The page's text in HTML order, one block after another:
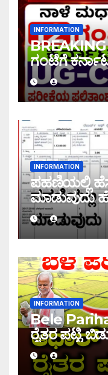
INFORMATION
BREAKING
ಗಂಟೆಗೆ
ಫಲಿತಾಂಶ
2026
INFORMATION
ಪಹಣಿಯಲ್ಲಿ
ಮಾಡುವುದು
INFORMATION
Bele
ರೈತರ ಪಟ್ಟಿ
ಹೆಸರು ಇದ್ದರೆ